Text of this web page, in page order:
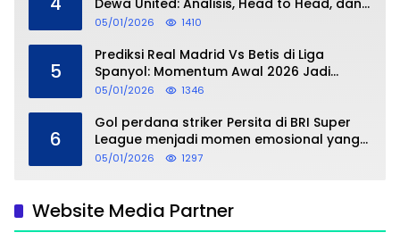
Dewa United: Analisis, Head to Head, dan
Perkiraan Skor
05/01/2026 1410
5
Prediksi Real Madrid Vs Betis di Liga
Spanyol: Momentum Awal 2026 Jadi
Taruhan
05/01/2026 1346
6
Gol perdana striker Persita di BRI Super
League menjadi momen emosional yang
dipersembahkan untuk sang buah hati
05/01/2026 1297
Website Media Partner